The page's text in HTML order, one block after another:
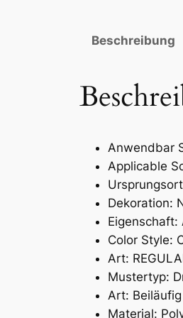
Beschreibung
Anwendbar
Applicable
Dekoration:
Eigenschaft:
Color Style:
Art:
Mustertyp:
Art: Beiläufig
Material: